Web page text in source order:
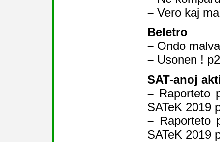
– Vero kaj
Beletro
– Ondo
– Usonen !
SAT-anoj
– Raporteto
SATeK 2019
– Raporteto
SATeK 2019